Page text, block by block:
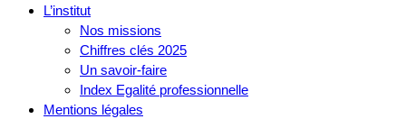
L’institut
Nos missions
Chiffres clés 2025
Un savoir-faire
Index Egalité professionnelle
Mentions légales